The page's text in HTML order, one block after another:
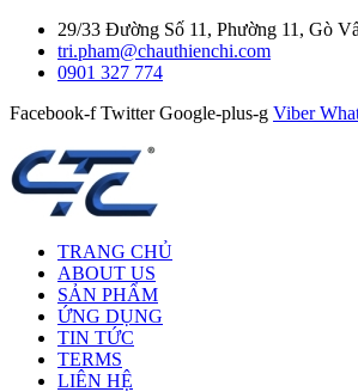
29/33 Đường Số 11, Phường 11, Gò
tri.pham@chauthienchi.com
0901 327 774
Facebook-f Twitter Google-plus-g Viber
TRANG CHỦ
ABOUT US
SẢN PHẨM
ỨNG DỤNG
TIN TỨC
TERMS
LIÊN HỆ